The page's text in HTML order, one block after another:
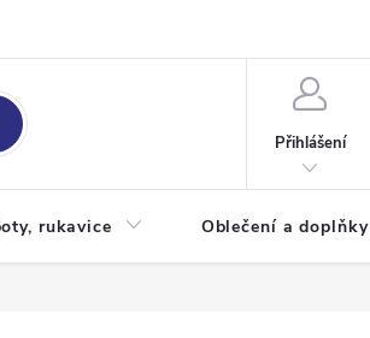
Přihlášení
rukavice Oblečení a doplňky